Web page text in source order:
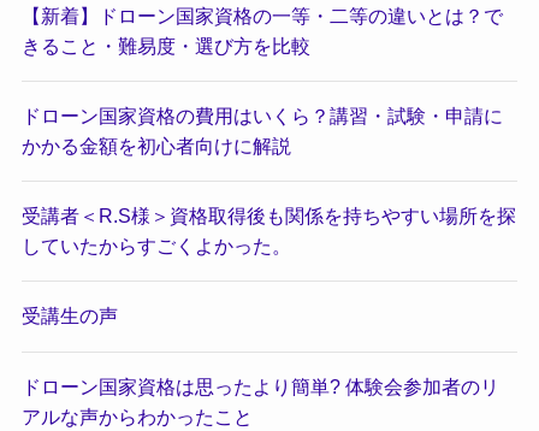
【新着】ドローン国家資格の一等・二等の違いとは？で
きること・難易度・選び方を比較
ドローン国家資格の費用はいくら？講習・試験・申請に
かかる金額を初心者向けに解説
受講者＜R.S様＞資格取得後も関係を持ちやすい場所を探
していたからすごくよかった。
受講生の声
ドローン国家資格は思ったより簡単? 体験会参加者のリ
アルな声からわかったこと